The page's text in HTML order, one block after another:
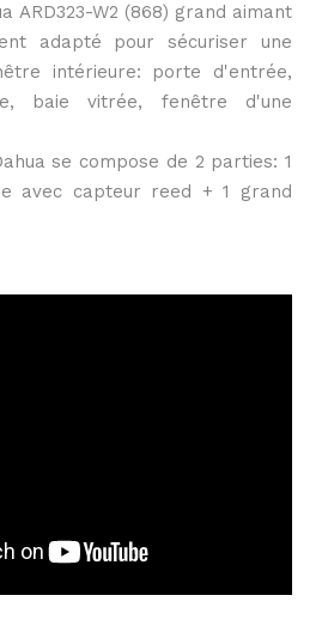
ARD323-W2 (868) grand aimant
adapté pour sécuriser une
intérieure: porte d'entrée,
baie vitrée, fenêtre d'une
se compose de 2 parties: 1
avec capteur reed + 1 grand